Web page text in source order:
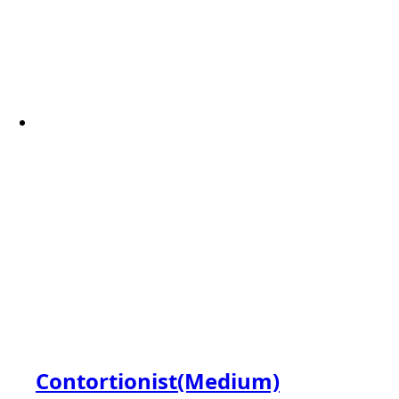
Contortionist(Medium)